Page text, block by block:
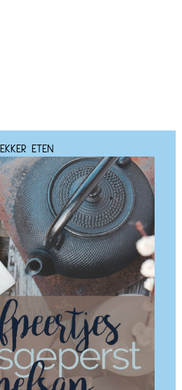
LEKKER ETEN